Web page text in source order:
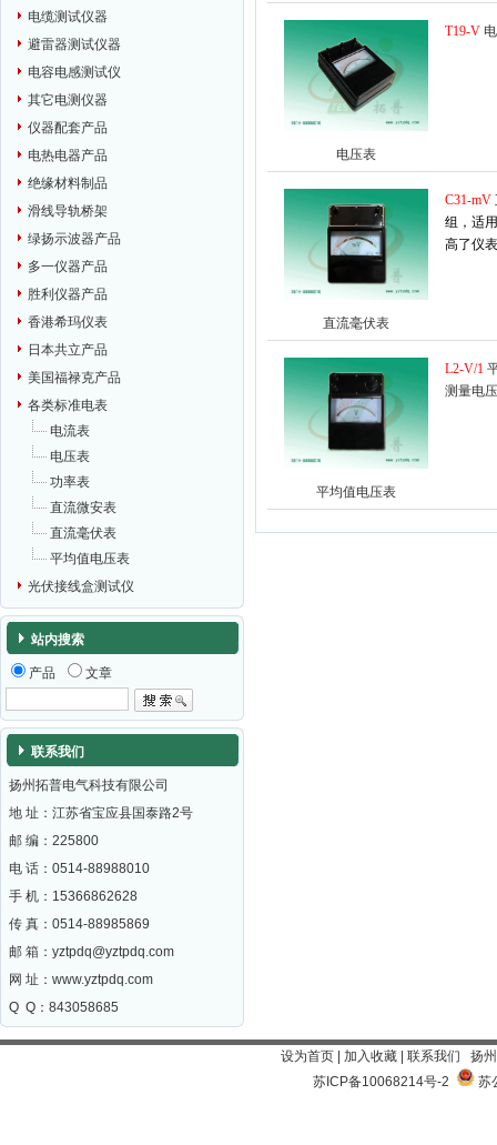
电缆测试仪器
避雷器测试仪器
电容电感测试仪
其它电测仪器
仪器配套产品
电热电器产品
绝缘材料制品
滑线导轨桥架
绿扬示波器产品
多一仪器产品
胜利仪器产品
香港希玛仪表
日本共立产品
美国福禄克产品
各类标准电表
电流表
电压表
功率表
直流微安表
直流毫伏表
平均值电压表
光伏接线盒测试仪
站内搜索
产品 文章
联系我们
扬州拓普电气科技有限公司
地 址：江苏省宝应县国泰路2号
邮 编： 225800
电 话：0514-88988010
手 机：15366862628
传 真：0514-88985869
邮 箱： yztpdq@yztpdq.com
网 址： www.yztpdq.com
Q Q：843058685
电压表
T19-V
直流毫伏表
C31-mV
组，适
高了仪
平均值电压表
L2-V/1
测量电
设为首页 加入收藏 联系我们 扬
苏ICP备10068214号-2
苏